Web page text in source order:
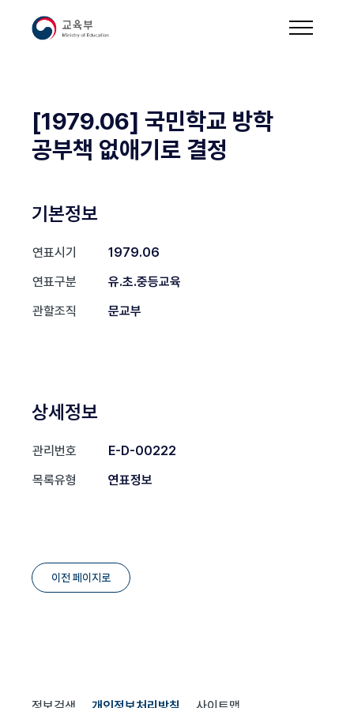
[1979.06] 국민학교 방학
공부책 없애기로 결정
기본정보
연표시기
1979.06
연표구분
유.초.중등교육
관할조직
문교부
상세정보
관리번호
E-D-00222
목록유형
연표정보
이전 페이지로